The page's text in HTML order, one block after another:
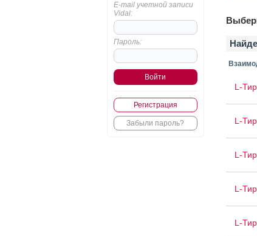
E-mail учетной записи
Vidal:
Пароль:
Регистрация
Забыли пароль?
L-
L-
L-
L-
L-